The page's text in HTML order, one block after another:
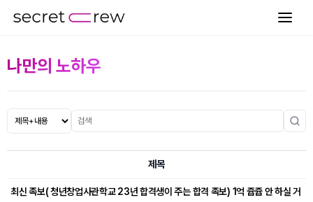
나만의 노하우
제목
최신 족보( 청년창업사관학교 23년 합격생이 주는 합격 족보) 1억 쥽쥽 안 하실 거